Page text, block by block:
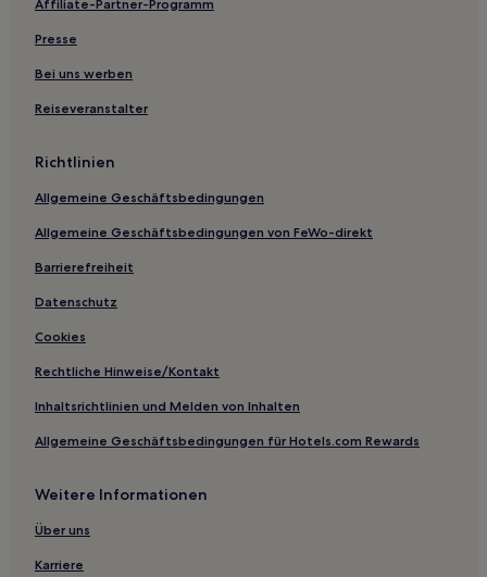
Ferienwohnungen in Copacabana
Aparthotels in Copacabana
Ferienwohnungen in Avenida Atlantica
Hotels nahe Laranjeiras Stadion
Zumbi: Hotels
Hotels nahe Rio Design Leblon
Hotels nahe Chinesischer Aussichtspunkt
Hotels nahe Strand der Stadt
Freguesia: Hotels
Hotels nahe Chinesischer Pavillon
Hotels nahe Marina da Glória
Humaitá: Hotels
Hotels nahe Bahnhof Rio de Janeiro Deodoro
Rio de Janeiro Hotels
Hotels nahe Nationalbibliothek
Affiliate-Partner-Programm
Presse
Bei uns werben
Reiseveranstalter
Richtlinien
Allgemeine Geschäftsbedingungen
Allgemeine Geschäftsbedingungen von FeWo-direkt
Barrierefreiheit
Datenschutz
Cookies
Rechtliche Hinweise/Kontakt
Inhaltsrichtlinien und Melden von Inhalten
Allgemeine Geschäftsbedingungen für Hotels.com Rewards
Weitere Informationen
Über uns
Karriere